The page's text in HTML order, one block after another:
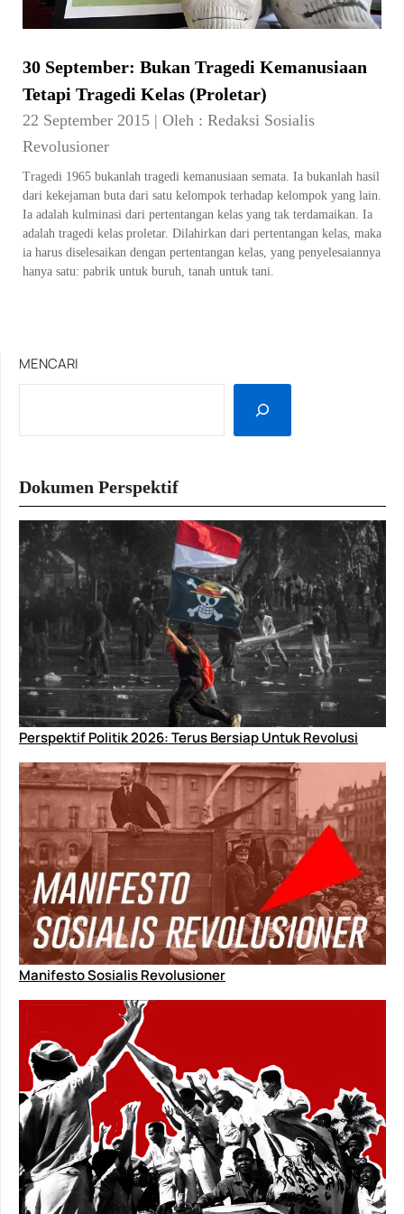
30 September: Bukan Tragedi Kemanusiaan
Tetapi Tragedi Kelas (Proletar)
22 September 2015 | Oleh : Redaksi Sosialis
Revolusioner
Tragedi 1965 bukanlah tragedi kemanusiaan semata. Ia bukanlah hasil
dari kekejaman buta dari satu kelompok terhadap kelompok yang lain.
Ia adalah kulminasi dari pertentangan kelas yang tak terdamaikan. Ia
adalah tragedi kelas proletar. Dilahirkan dari pertentangan kelas, maka
ia harus diselesaikan dengan pertentangan kelas, yang penyelesaiannya
hanya satu: pabrik untuk buruh, tanah untuk tani.
MENCARI
Dokumen Perspektif
Perspektif Politik 2026: Terus Bersiap Untuk Revolusi
Manifesto Sosialis Revolusioner